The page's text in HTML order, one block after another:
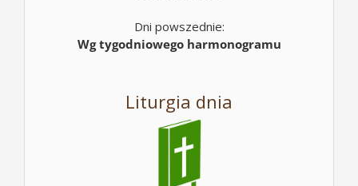
Dni powszednie:
Wg tygodniowego harmonogramu
Liturgia dnia